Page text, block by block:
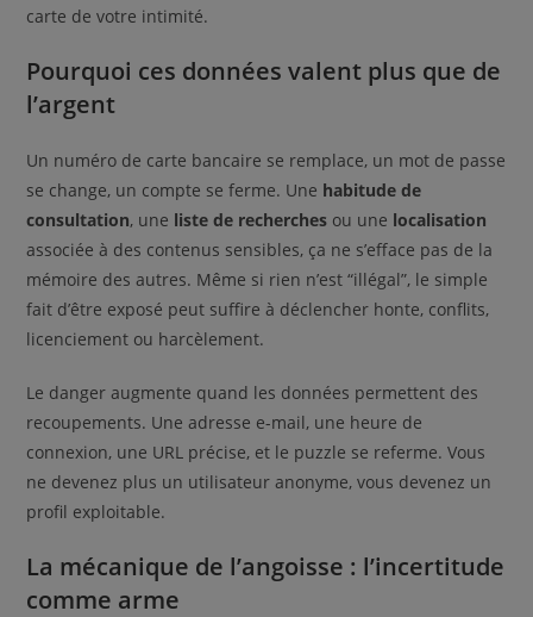
carte de votre intimité.
Pourquoi ces données valent plus que de
l’argent
Un numéro de carte bancaire se remplace, un mot de passe
se change, un compte se ferme. Une habitude de
consultation, une liste de recherches ou une localisation
associée à des contenus sensibles, ça ne s’efface pas de la
mémoire des autres. Même si rien n’est “illégal”, le simple
fait d’être exposé peut suffire à déclencher honte, conflits,
licenciement ou harcèlement.
Le danger augmente quand les données permettent des
recoupements. Une adresse e-mail, une heure de
connexion, une URL précise, et le puzzle se referme. Vous
ne devenez plus un utilisateur anonyme, vous devenez un
profil exploitable.
La mécanique de l’angoisse : l’incertitude
comme arme